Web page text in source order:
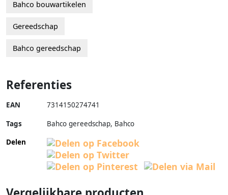
Bahco bouwartikelen
Gereedschap
Bahco gereedschap
Referenties
EAN 7314150274741
Tags
Bahco gereedschap, Bahco
Delen